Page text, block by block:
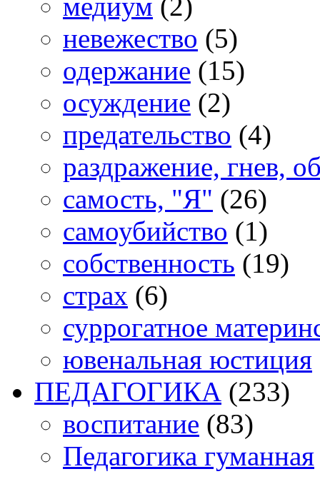
медиум (2)
невежество (5)
одержание (15)
осуждение (2)
предательство (4)
раздражение, гнев,
самость, "Я" (26)
самоубийство (1)
собственность (19)
страх (6)
суррогатное
ювенальная юстиция
ПЕДАГОГИКА (233)
воспитание (83)
Педагогика гуманная